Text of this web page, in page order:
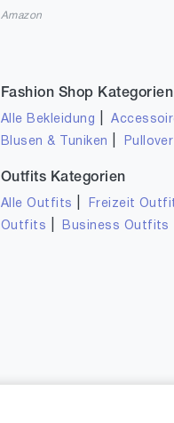
Amazon
Fashion Shop Kategorien
Alle Bekleidung |
Blusen & Tuniken
Outfits Kategorien
Alle Outfits Freizeit
Outfits
Business Outfits